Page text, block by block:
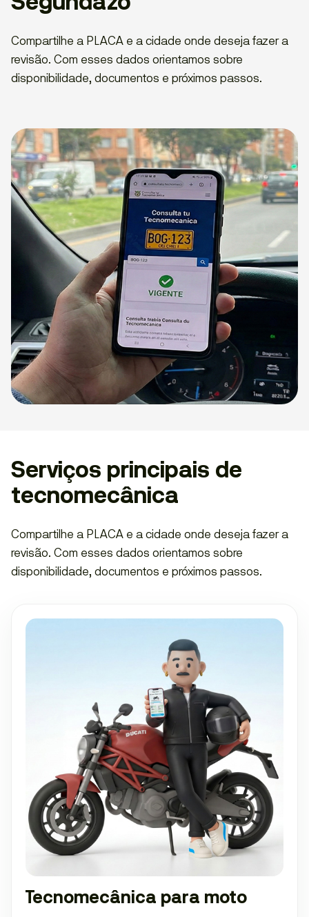
Compartilhe a PLACA e a cidade onde deseja fazer a
revisão. Com esses dados orientamos sobre
disponibilidade, documentos e próximos passos.
Serviços principais de
tecnomecânica
Compartilhe a PLACA e a cidade onde deseja fazer a
revisão. Com esses dados orientamos sobre
disponibilidade, documentos e próximos passos.
Tecnomecânica para moto